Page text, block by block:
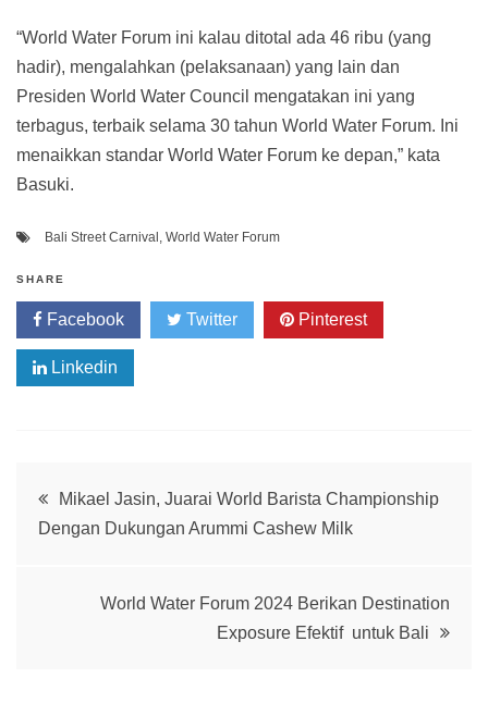
“World Water Forum ini kalau ditotal ada 46 ribu (yang
hadir), mengalahkan (pelaksanaan) yang lain dan
Presiden World Water Council mengatakan ini yang
terbagus, terbaik selama 30 tahun World Water Forum. Ini
menaikkan standar World Water Forum ke depan,” kata
Basuki.
Bali Street Carnival , World Water Forum
SHARE
Facebook Twitter Pinterest
Linkedin
Post
navigation
Mikael Jasin, Juarai World Barista Championship
Dengan Dukungan Arummi Cashew Milk
World Water Forum 2024 Berikan Destination
Exposure Efektif untuk Bali